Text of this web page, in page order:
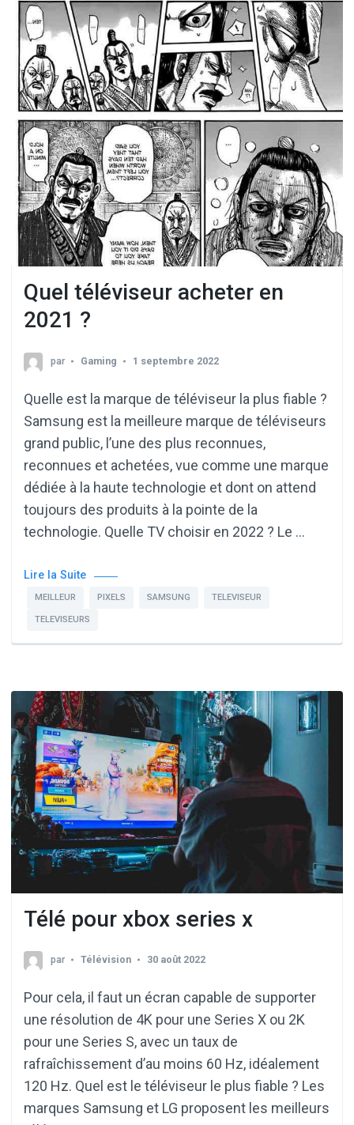
Quel téléviseur acheter en
2021 ?
par Gaming 1 septembre 2022
Quelle est la marque de téléviseur la plus fiable ?
Samsung est la meilleure marque de téléviseurs
grand public, l’une des plus reconnues,
reconnues et achetées, vue comme une marque
dédiée à la haute technologie et dont on attend
toujours des produits à la pointe de la
technologie. Quelle TV choisir en 2022 ? Le …
Lire la Suite
MEILLEUR PIXELS SAMSUNG TELEVISEUR
TELEVISEURS
Télé pour xbox series x
par Télévision 30 août 2022
Pour cela, il faut un écran capable de supporter
une résolution de 4K pour une Series X ou 2K
pour une Series S, avec un taux de
rafraîchissement d’au moins 60 Hz, idéalement
120 Hz. Quel est le téléviseur le plus fiable ? Les
marques Samsung et LG proposent les meilleurs